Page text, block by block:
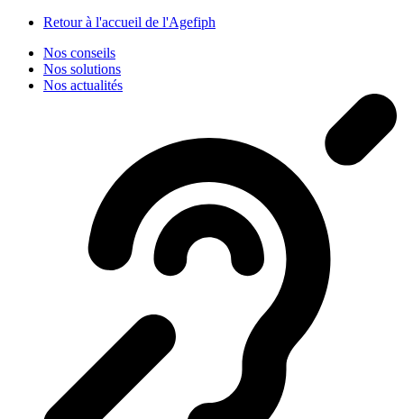
Retour à l'accueil de l'Agefiph
Nos conseils
Nos solutions
Nos actualités